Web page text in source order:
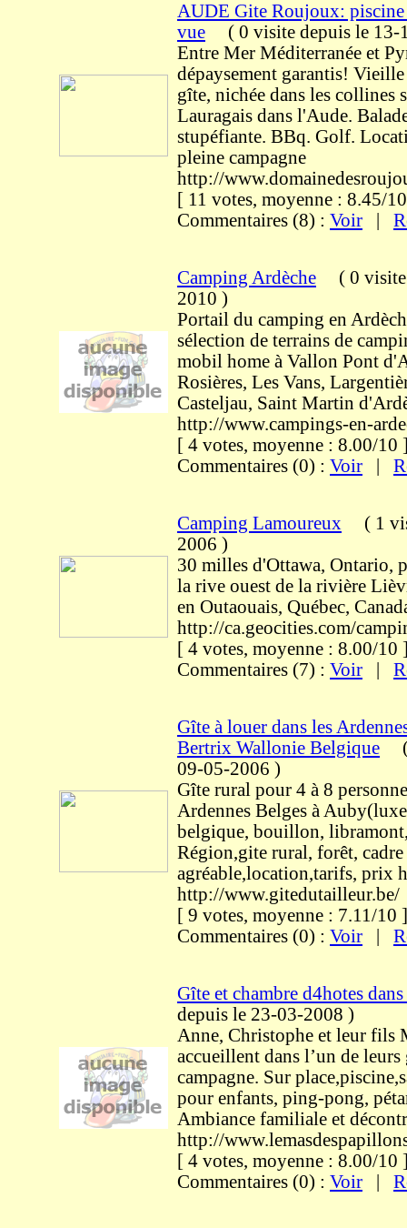
AUDE Gite Roujoux:
vue ( 0 visite depuis le 13-
Entre Mer Méditerranée et
dépaysement garantis!
gîte, nichée dans les collines
Lauragais dans l'Aude.
stupéfiante. BBq. Golf.
pleine campagne
http://
[ 11 votes, moyenne :
Commentaires (8) : Voir
Camping Ardèche ( 0
2010 )
Portail du camping en
sélection de terrains de
mobil home à Vallon Pont
Rosières, Les Vans,
Casteljau, Saint Martin
http://www.campings-en-
[ 4 votes, moyenne : 8.00/
Commentaires (0) : Voir
Camping Lamoureux ( 1
2006 )
30 milles d'Ottawa, Ontario,
la rive ouest de la rivière
en Outaouais, Québec,
http://ca.geocities.com/
[ 4 votes, moyenne : 8.00/
Commentaires (7) : Voir
Gîte à louer dans les
Bertrix Wallonie Belgique
09-05-2006 )
Gîte rural pour 4 à 8
Ardennes Belges à
belgique, bouillon,
Région,gite rural, forêt, cadre
agréable,location,tarifs, prix
http://www.gitedutailleur.be/
[ 9 votes, moyenne : 7.11/
Commentaires (0) : Voir
Gîte et chambre d4hotes
depuis le 23-03-2008 )
Anne, Christophe et leur fils
accueillent dans l’un de
campagne. Sur
pour enfants, ping-pong,
Ambiance familiale et
http://
[ 4 votes, moyenne : 8.00/
Commentaires (0) : Voir